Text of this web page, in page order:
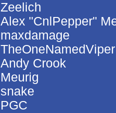
Zeelich
Alex "CnlPepper"
maxdamage
TheOneNamedViper
Andy Crook
Meurig
snake
PGC